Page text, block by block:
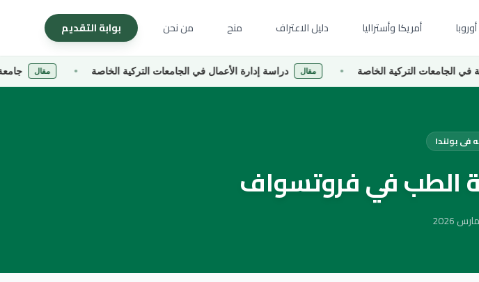
أوروبا أمريكا وأستراليا دليل الاعتراف منح من نحن بوابة التقديم
التركية الخاصة مقال دراسة إدارة الأعمال في الجامعات التركية الخاصة مقال جامعة
فى بولندا
الطب في فروتسواف